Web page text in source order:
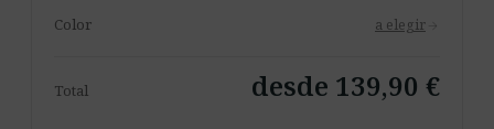
Color a elegir arrow_forward
Total desde 139,90 €